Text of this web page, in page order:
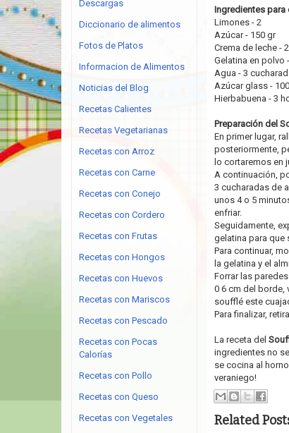
Ingredientes para
Limones - 2
Azúcar - 150 gr
Crema de leche -
Gelatina en polvo
Agua - 3
Azúcar glass -
Hierbabuena - 3
Preparación del
En primer lugar,
posteriormente,
lo cortaremos en
A continuación,
3 cucharadas de
unos 4 o 5
enfriar.
Seguidamente,
gelatina para que
Para continuar,
la gelatina y el
Forrar las
0 6 cm del borde,
soufflé este
Para finalizar,
La receta del
ingredientes no
se cocina al
veraniego!
Related
Descargas
Diccionario de alimentos
Fotos de Platos
Informacion de Alimentos
Noticias del Blog
Recetas Calientes
Recetas Vegetarianas
Recetas con Arroz
Recetas con Carne
Recetas con Conejo
Recetas con Cordero
Recetas con Frutas
Recetas con Hongos
Recetas con Huevos
Recetas con Mariscos
Recetas con Pescado
Recetas con Pocas
Calorías
Recetas con Pollo
Recetas con Queso
Recetas con Vegetales